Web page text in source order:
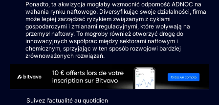
Ponadto, ta akwizycja mogłaby wzmocnić odporność ADNOC na
wahania rynku naftowego. Diversyfikując swoje działalności, firma
może lepiej zarządzać ryzykiem związanym z cyklami
gospodarczymi i zmianami regulacyjnymi, które wpływają na
przemysł naftowy. To mogłoby również otworzyć drogę do
innowacyjnych współprac między sektorami naftowym i
chemicznym, sprzyjając w ten sposób rozwojowi bardziej
zrównoważonych rozwiązań.
Suivez l’actualité au quotidien